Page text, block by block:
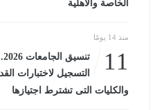
الخاصة والأهلية
منذ 14 يومًا
11
التسجيل لاختبارات
والكليات التى تشترط اجتيازها